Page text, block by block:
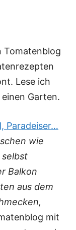
Tomatenblog
Lese ich
Garten.
Paradeiser…
wie
Balkon
aus dem
mit